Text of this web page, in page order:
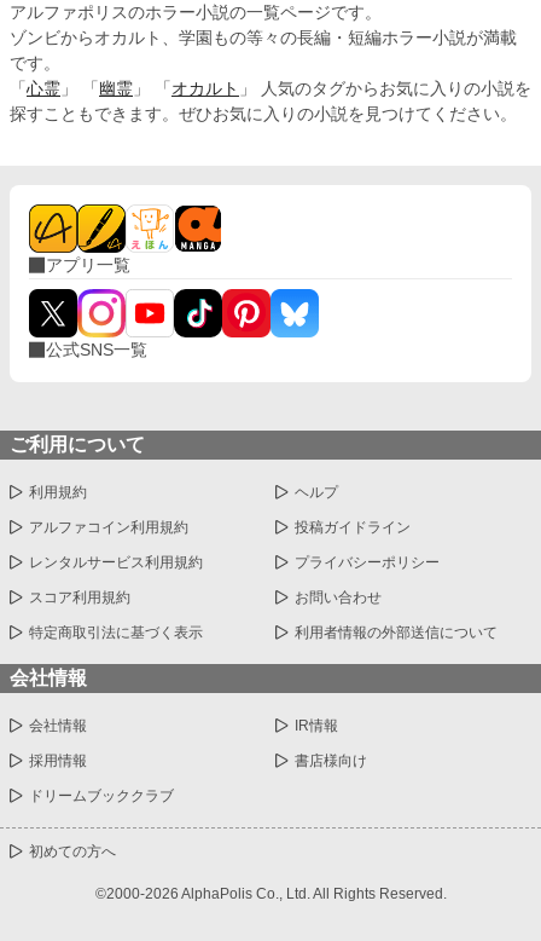
アルファポリスのホラー小説の一覧ページです。
ゾンビからオカルト、学園もの等々の長編・短編ホラー小説が満載
です。
「 心霊 」 「 幽霊 」 「 オカルト 」 人気のタグからお気に入りの小説を
探すこともできます。ぜひお気に入りの小説を見つけてください。
アプリ一覧
公式SNS一覧
ご利用について
利用規約 ヘルプ
アルファコイン利用規約 投稿ガイドライン
レンタルサービス利用規約 プライバシーポリシー
スコア利用規約 お問い合わせ
特定商取引法に基づく表示 利用者情報の外部送信について
会社情報
会社情報 IR情報
採用情報 書店様向け
ドリームブッククラブ
初めての方へ
©2000-2026 AlphaPolis Co., Ltd. All Rights Reserved.